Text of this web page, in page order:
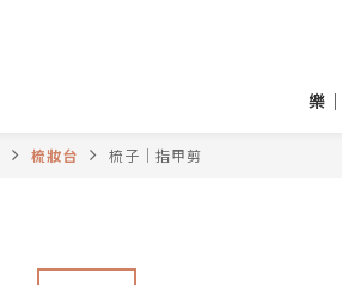
樂
梳妝台 梳子｜指甲剪